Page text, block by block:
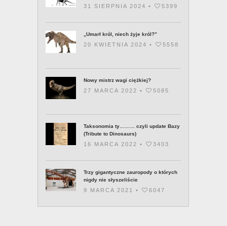
31 SIERPNIA 2024 • 5399
„Umarł król, niech żyje król?”
20 KWIETNIA 2024 • 5558
Nowy mistrz wagi ciężkiej?
27 MARCA 2022 • 5085
Taksonomia ty……… czyli update Bazy
(Tribute to Dinosaurs)
16 MARCA 2022 • 3403
Trzy gigantyczne zauropody o których
nigdy nie słyszeliście
9 MARCA 2021 • 6047